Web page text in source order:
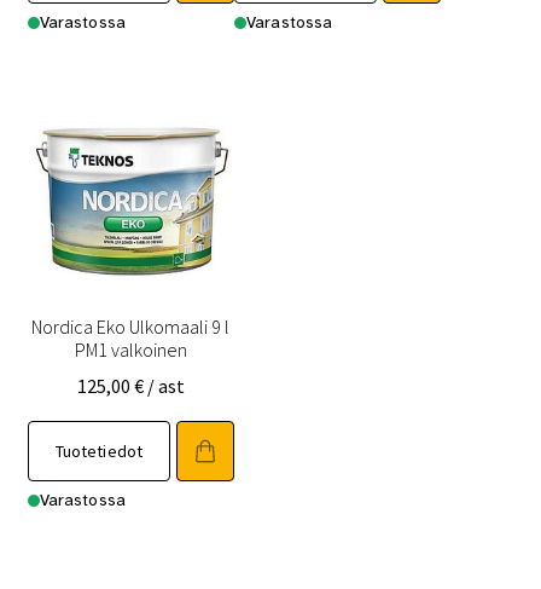
Varastossa Varastossa
Nordica Eko Ulkomaali 9 l
PM1 valkoinen
125,00 € / ast
Tuotetiedot
Varastossa